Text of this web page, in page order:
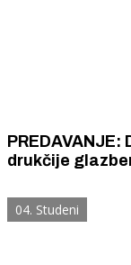
drukčije
mozak"
04. Studeni